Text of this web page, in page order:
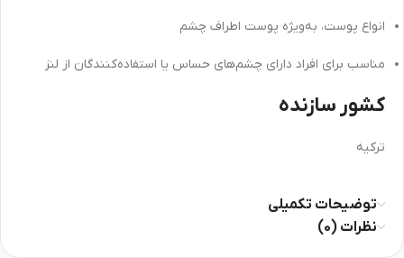
انواع پوست، به‌ویژه پوست اطراف چشم
مناسب برای افراد دارای چشم‌های حساس یا استفاده‌کنندگان از لنز
کشور سازنده
ترکیه
توضیحات تکمیلی
نظرات (0)